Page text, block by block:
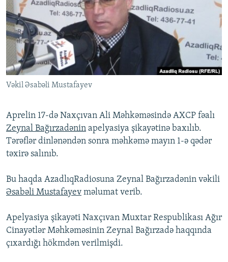
VIDEO
FOTOQALEREYA
İNFOQRAFIKA
KARIKATURA
RADIO ARXIV
OXU ZALI
AZƏRBAYCAN ƏDƏBIYYATI KITABXANASI
İSLAM VƏ DEMOKRATIYA
İZ - MƏDƏNIYYƏT PROQRAMI
HAQQIMIZDA
MISSIYAMIZ
PEŞƏ ETIKASI VƏ JURNALISTIKA STANDARTLARIMIZ
MATERIALLARIMIZDAN ISTIFADƏ
BIZIMLƏ ƏLAQƏ
XƏBƏR BÜLLETENLƏRIMIZ
BIZI IZLƏ
Vəkil Əsabəli Mustafayev
Aprelin 17-də Naxçıvan Ali Məhkəməsində AXCP fəalı
Zeynal Bağırzadənin apelyasiya şikayətinə baxılıb.
Tərəflər dinlənəndən sonra məhkəmə mayın 1-ə qədər
təxirə salınıb.
Bu haqda AzadlıqRadiosuna Zeynal Bağırzadənin vəkili
Əsabəli Mustafayev məlumat verib.
Apelyasiya şikayəti Naxçıvan Muxtar Respublikası Ağır
Cinayətlər Məhkəməsinin Zeynal Bağırzadə haqqında
çıxardığı hökmdən verilmişdi.